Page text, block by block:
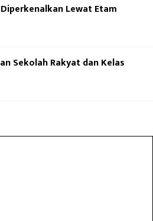
Lewat Etam
Sekolah Rakyat dan Kelas